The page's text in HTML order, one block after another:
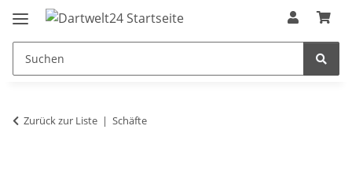
Zurück zur Liste Schäfte